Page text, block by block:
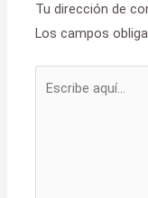
Tu dirección de
Los campos